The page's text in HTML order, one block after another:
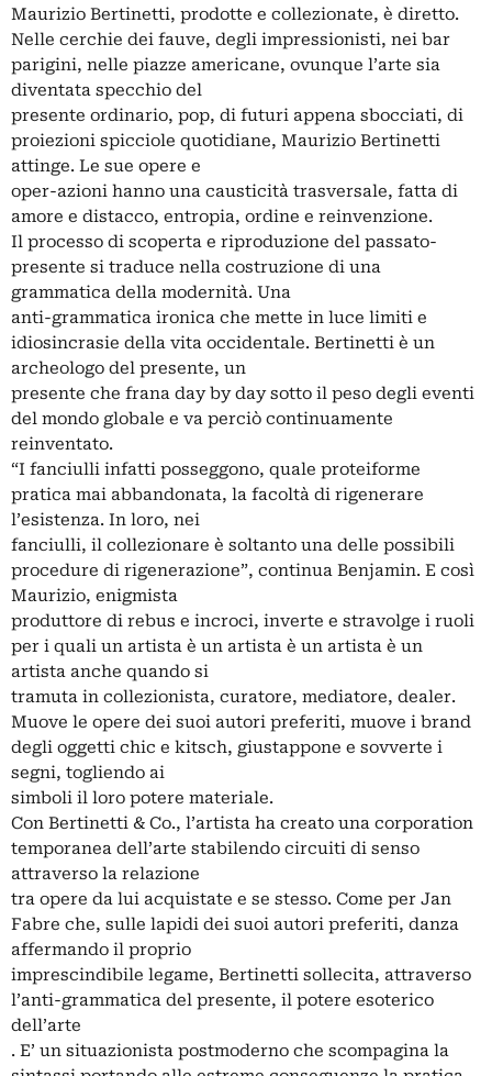
Maurizio Bertinetti, prodotte e collezionate, è diretto.
Nelle cerchie dei fauve, degli impressionisti, nei bar
parigini, nelle piazze americane, ovunque l’arte sia
diventata specchio del
presente ordinario, pop, di futuri appena sbocciati, di
proiezioni spicciole quotidiane, Maurizio Bertinetti
attinge. Le sue opere e
oper-azioni hanno una causticità trasversale, fatta di
amore e distacco, entropia, ordine e reinvenzione.
Il processo di scoperta e riproduzione del passato-
presente si traduce nella costruzione di una
grammatica della modernità. Una
anti-grammatica ironica che mette in luce limiti e
idiosincrasie della vita occidentale. Bertinetti è un
archeologo del presente, un
presente che frana day by day sotto il peso degli eventi
del mondo globale e va perciò continuamente
reinventato.
“I fanciulli infatti posseggono, quale proteiforme
pratica mai abbandonata, la facoltà di rigenerare
l’esistenza. In loro, nei
fanciulli, il collezionare è soltanto una delle possibili
procedure di rigenerazione”, continua Benjamin. E così
Maurizio, enigmista
produttore di rebus e incroci, inverte e stravolge i ruoli
per i quali un artista è un artista è un artista è un
artista anche quando si
tramuta in collezionista, curatore, mediatore, dealer.
Muove le opere dei suoi autori preferiti, muove i brand
degli oggetti chic e kitsch, giustappone e sovverte i
segni, togliendo ai
simboli il loro potere materiale.
Con Bertinetti & Co., l’artista ha creato una corporation
temporanea dell’arte stabilendo circuiti di senso
attraverso la relazione
tra opere da lui acquistate e se stesso. Come per Jan
Fabre che, sulle lapidi dei suoi autori preferiti, danza
affermando il proprio
imprescindibile legame, Bertinetti sollecita, attraverso
l’anti-grammatica del presente, il potere esoterico
dell’arte
. E’ un situazionista postmoderno che scompagina la